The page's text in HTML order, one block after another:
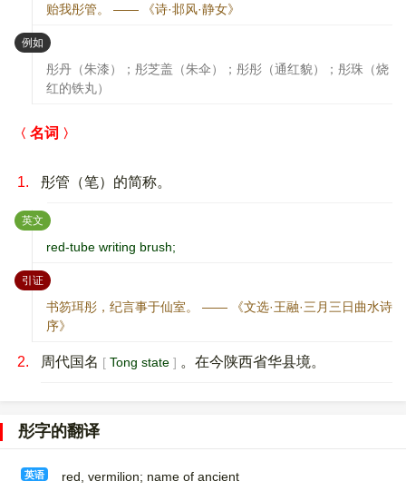
贻我彤管。 —— 《诗·邶风·静女》
例如 ：
彤丹（朱漆）；彤芝盖（朱伞）；彤彤（通红貌）；彤珠（烧
红的铁丸）
名词
1. 彤管（笔）的简称。
英文 ：
red-tube writing brush;
引证：
书笏珥彤，纪言事于仙室。 —— 《文选·王融·三月三日曲水诗
序》
2. 周代国名 Tong state 。在今陕西省华县境。
彤字的翻译
英语 red, vermilion; name of ancient